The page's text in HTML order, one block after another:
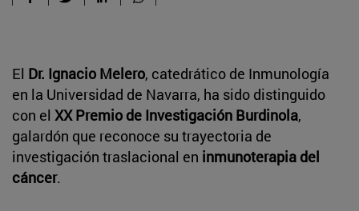
El Dr. Ignacio Melero, catedrático de Inmunología
en la Universidad de Navarra, ha sido distinguido
con el XX Premio de Investigación Burdinola,
galardón que reconoce su trayectoria de
investigación traslacional en inmunoterapia del
cáncer.